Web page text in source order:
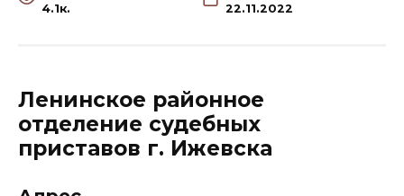
4.1к. 22.11.2022
Ленинское районное
отделение судебных
приставов г. Ижевска